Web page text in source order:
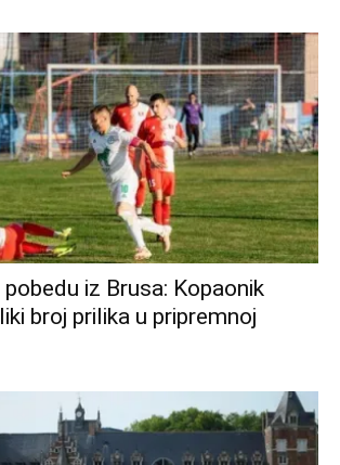
iz Brusa: Kopaonik
broj prilika u pripremnoj